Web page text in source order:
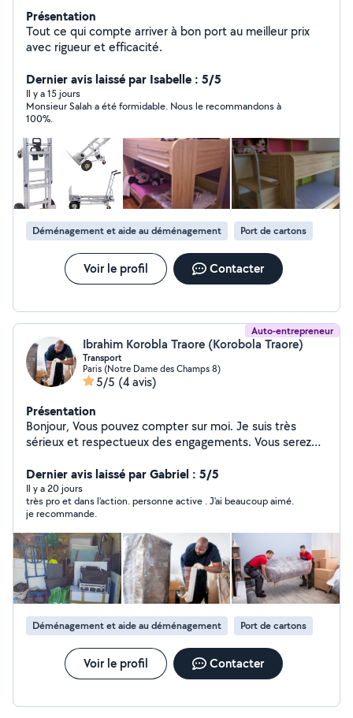
Présentation
Tout ce qui compte arriver à bon port au meilleur prix
avec rigueur et efficacité.
Dernier avis laissé par Isabelle : 5/5
Il y a 15 jours
Monsieur Salah a été formidable. Nous le recommandons à
100%.
Déménagement et aide au déménagement Port de cartons
Voir le profil Contacter
Auto-entrepreneur
Ibrahim Korobla Traore (Korobola Traore)
Transport
Paris (Notre Dame des Champs 8)
5/5 (4 avis)
Présentation
Bonjour, Vous pouvez compter sur moi. Je suis très
sérieux et respectueux des engagements. Vous serez
confiance en moi. Merci beaucoup pour votre retour.
Dernier avis laissé par Gabriel : 5/5
Il y a 20 jours
très pro et dans l'action. personne active . J'ai beaucoup aimé.
je recommande.
Déménagement et aide au déménagement Port de cartons
Voir le profil Contacter